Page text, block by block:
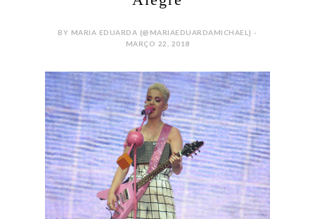
BY MARIA EDUARDA {@MARIAEDUARDAMICHAEL} -
MARÇO 22, 2018